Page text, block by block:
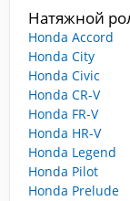
Натяжной
Honda Accord
Honda City
Honda Civic
Honda CR-V
Honda FR-V
Honda HR-V
Honda Legend
Honda Pilot
Honda Prelude